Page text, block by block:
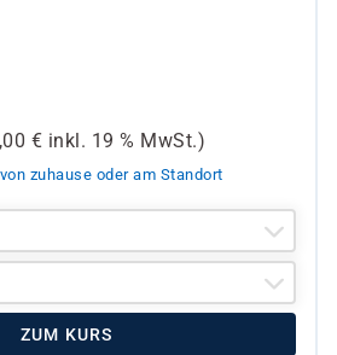
€ inkl. 19 % MwSt.)
zuhause oder am Standort
ZUM KURS